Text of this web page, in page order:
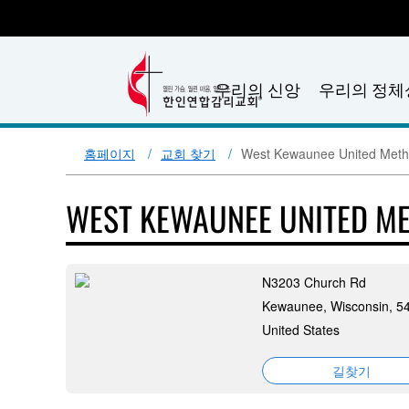
우리의 신앙 우리의 정체
홈페이지 교회 찾기 West Kewaunee United
WEST KEWAUNEE UNITED
N3203 Church Rd
Kewaunee, Wisconsin,
United States
길찾기